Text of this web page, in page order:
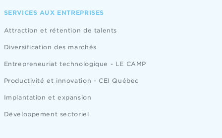
SERVICES AUX ENTREPRISES
Attraction et rétention de talents
Diversification des marchés
Entrepreneuriat technologique - LE CAMP
Productivité et innovation - CEI Québec
Implantation et expansion
Développement sectoriel